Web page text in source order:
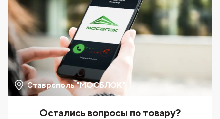
Ставрополь "МОСБЛОК"
Остались вопросы по товару?